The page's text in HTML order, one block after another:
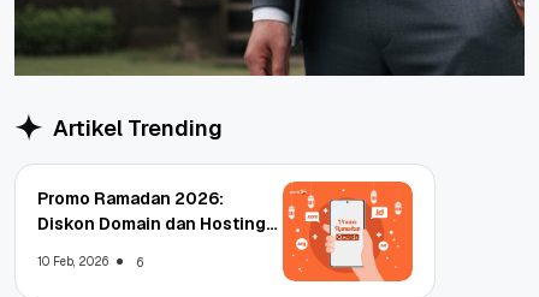
Artikel Trending
Promo Ramadan 2026:
Diskon Domain dan Hosting
10 Feb, 2026 6